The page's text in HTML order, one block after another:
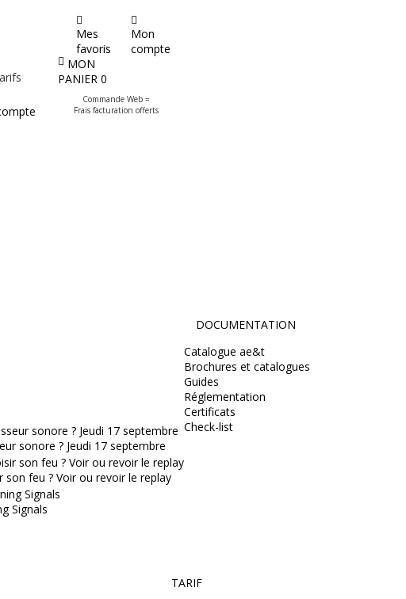
Mes
favoris
Mon
compte
MON
PANIER 0
Commande Web =
Frais facturation offerts
sonore ? Jeudi 17 septembre
feu ? Voir ou revoir le replay
Signals
DOCUMENTATION
Catalogue ae&t
Brochures et catalogues
Guides
Réglementation
Certificats
Check-list
TARIF